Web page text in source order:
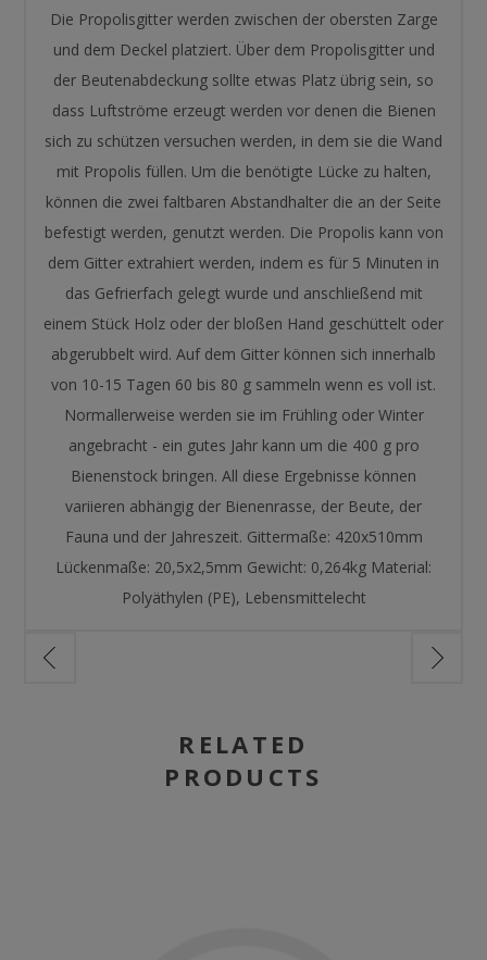
Die Propolisgitter werden zwischen der obersten Zarge
und dem Deckel platziert. Über dem Propolisgitter und
der Beutenabdeckung sollte etwas Platz übrig sein, so
dass Luftströme erzeugt werden vor denen die Bienen
sich zu schützen versuchen werden, in dem sie die Wand
mit Propolis füllen. Um die benötigte Lücke zu halten,
können die zwei faltbaren Abstandhalter die an der Seite
befestigt werden, genutzt werden. Die Propolis kann von
dem Gitter extrahiert werden, indem es für 5 Minuten in
das Gefrierfach gelegt wurde und anschließend mit
einem Stück Holz oder der bloßen Hand geschüttelt oder
abgerubbelt wird. Auf dem Gitter können sich innerhalb
von 10-15 Tagen 60 bis 80 g sammeln wenn es voll ist.
Normallerweise werden sie im Frühling oder Winter
angebracht - ein gutes Jahr kann um die 400 g pro
Bienenstock bringen. All diese Ergebnisse können
variieren abhängig der Bienenrasse, der Beute, der
Fauna und der Jahreszeit. Gittermaße: 420x510mm
Lückenmaße: 20,5x2,5mm Gewicht: 0,264kg Material:
Polyäthylen (PE), Lebensmittelecht
RELATED
PRODUCTS